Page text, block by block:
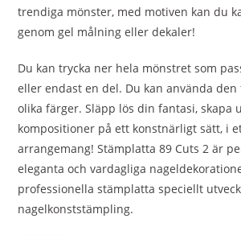
trendiga mönster, med motiven kan du
genom gel målning eller dekaler!
Du kan trycka ner hela mönstret som
eller endast en del. Du kan använda
olika färger. Släpp lös din fantasi, skapa
kompositioner på ett konstnärligt sätt, i
arrangemang! Stämplatta 89 Cuts 2 är
eleganta och vardagliga
professionella stämplatta speciellt
nagelkonststämpling.